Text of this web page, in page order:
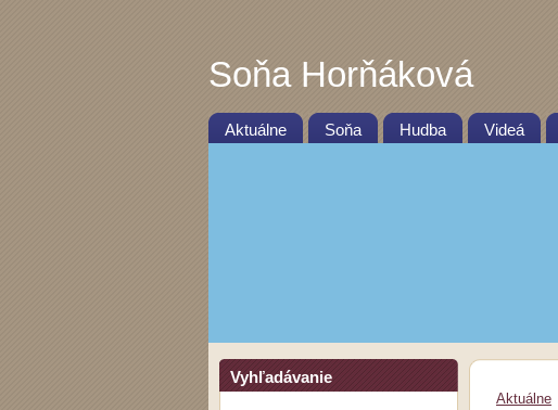
Soňa Horňáková
Aktuálne Soňa Hudba Videá
Vyhľadávanie
Aktuálne